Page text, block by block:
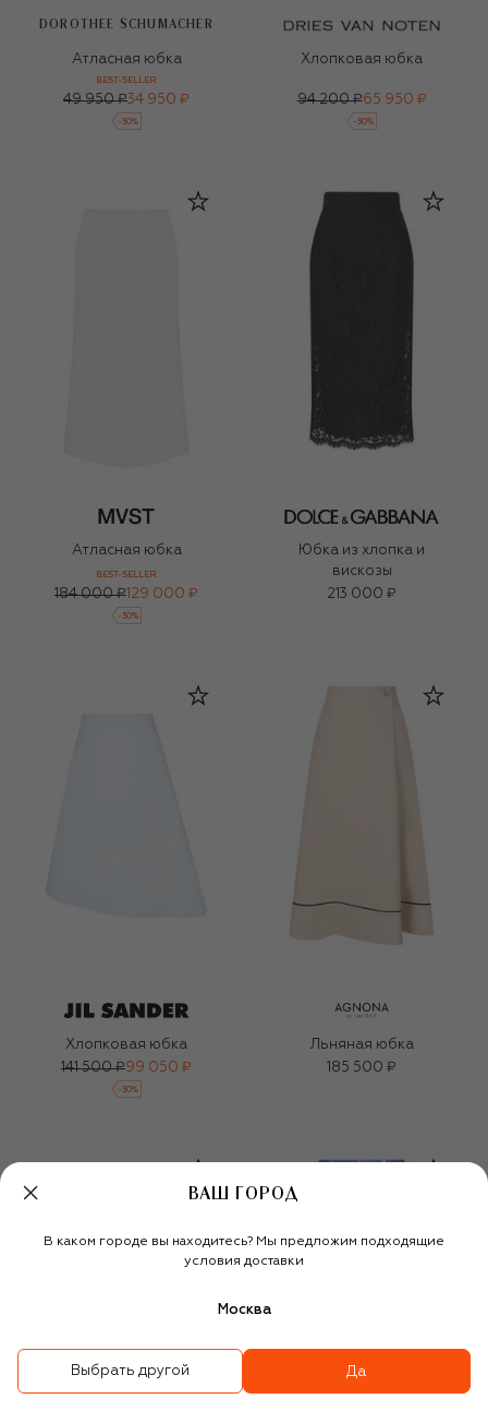
DOROTHEE SCHUMACHER
Атласная юбка
BEST-SELLER
49 950 ₽34 950 ₽
-30%
Хлопковая юбка
94 200 ₽65 950 ₽
-30%
Атласная юбка
BEST-SELLER
184 000 ₽ 129 000 ₽
-30%
Юбка из хлопка и
вискозы
213 000 ₽
Хлопковая юбка
141 500 ₽99 050 ₽
-30%
Льняная юбка
185 500 ₽
ВАШ ГОРОД
В каком городе вы находитесь? Мы предложим подходящие
условия доставки
Москва
Выбрать другой Да